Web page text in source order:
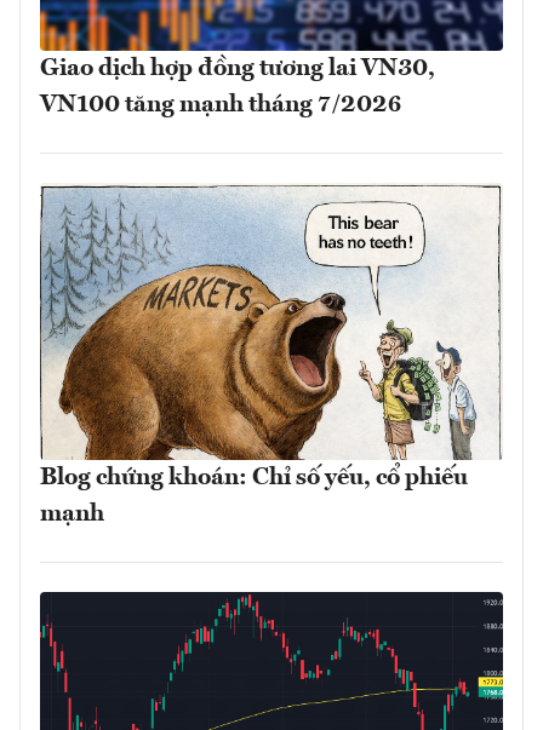
Giao dịch hợp đồng tương lai VN30,
VN100 tăng mạnh tháng 7/2026
Blog chứng khoán: Chỉ số yếu, cổ phiếu
mạnh